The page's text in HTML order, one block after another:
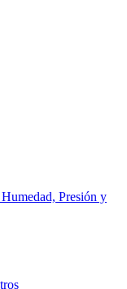
Humedad, Presión y